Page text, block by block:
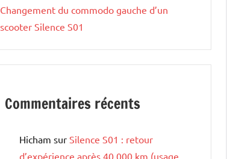
Changement du commodo gauche d’un
scooter Silence S01
Commentaires récents
Hicham sur Silence S01 : retour
d’expérience après 40 000 km (usage